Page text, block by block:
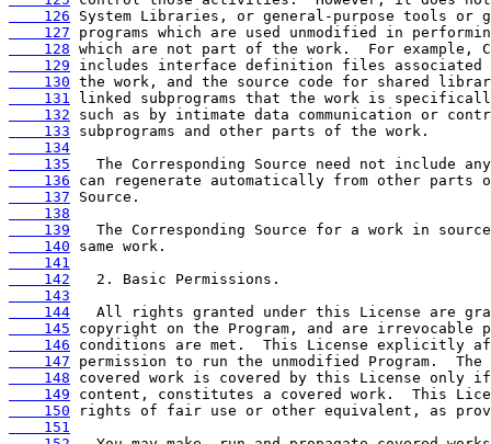
    126
    127
    128
    129
    130
    131
    132
    133
    134
    135
    136
    137
    138
    139
    140
    141
    142
    143
    144
    145
    146
    147
    148
    149
    150
    151